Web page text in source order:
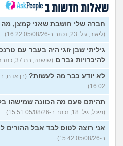
(לחם ושעשועים, בן 36)
כשרבתי עם בת הזוג שלי,
דחפתי אותה מתוך כעס. איך
להתמודד?
(אלכס, שם בדוי, בן
40)
איך להסביר לה שאני רוצה
להיפרד?
(עידן, בן 27)
בעיות ביני לבית הזוג, מה
לעשות?
לא משלמת בדייטים
(אלי, בן
29)
יוצאת איתו היום לדייט ראשון
שאלות חדשות ב
חברה שלי חושבת שאני קמצן,
(ליאור, גיל: 23, נכתב ב-05/08/26 16:22)
גיליתי שבן זוגי היה בעבר עם
להיכרויות גברים (שושנה, בת 37, כתבה ב-05/08/26 16:13)
לא יודע כבר מה לעשות?
16:02)
תהיתם פעם מה הכוונה שמישהו
(מיכל, גיל: 18, נכתב ב-05/08/26 15:51)
אני רוצה לטוס לבד אבל ההורים
ב-05/08/26 15:42)